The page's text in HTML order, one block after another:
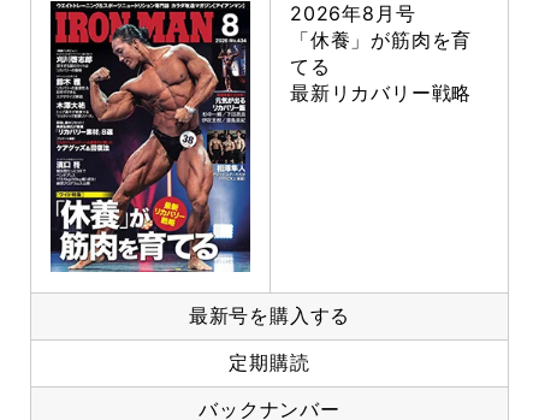
2026年8月号
「休養」が筋肉を育
てる
最新リカバリー戦略
最新号を購入する
定期購読
バックナンバー